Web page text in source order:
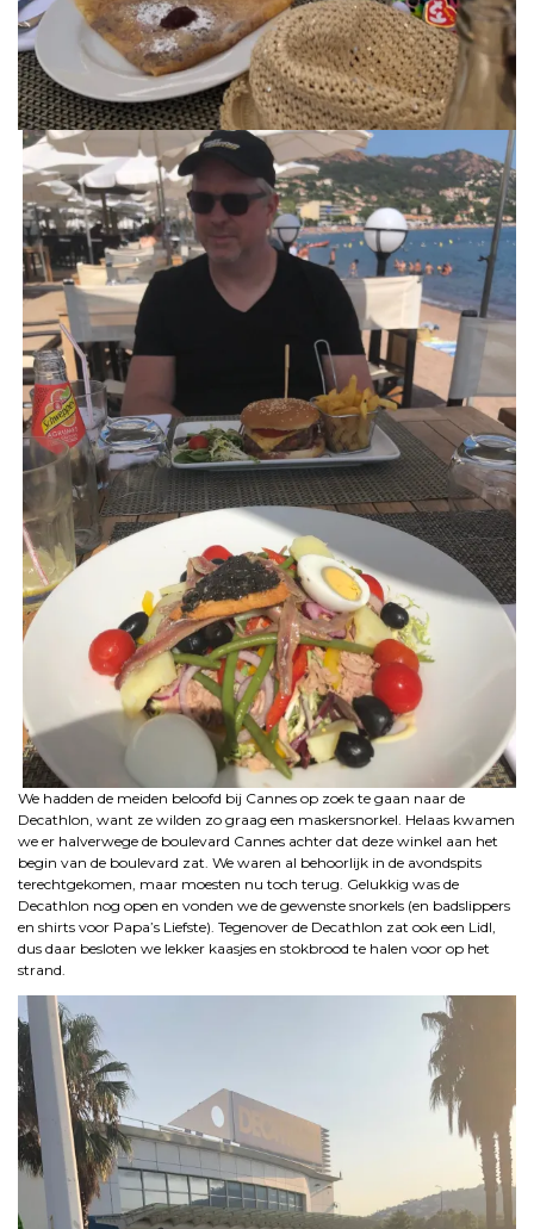
We hadden de meiden beloofd bij Cannes op zoek te gaan naar de
Decathlon, want ze wilden zo graag een maskersnorkel. Helaas kwamen
we er halverwege de boulevard Cannes achter dat deze winkel aan het
begin van de boulevard zat. We waren al behoorlijk in de avondspits
terechtgekomen, maar moesten nu toch terug. Gelukkig was de
Decathlon nog open en vonden we de gewenste snorkels (en badslippers
en shirts voor Papa’s Liefste). Tegenover de Decathlon zat ook een Lidl,
dus daar besloten we lekker kaasjes en stokbrood te halen voor op het
strand.